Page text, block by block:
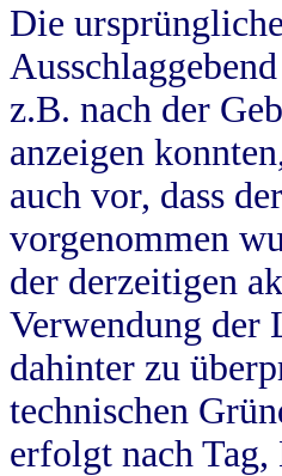
Die
z.B. nach der
anzeigen
auch vor, dass
vorgenommen
der derzeitigen
Verwendung der
dahinter zu
technischen
erfolgt nach Tag,